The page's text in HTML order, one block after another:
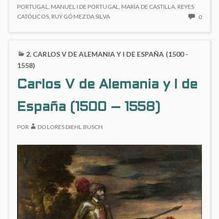
Portugal
ISABEL
DE
PORTUGAL
MANUEL I DE PORTUGAL MARÍA DE CASTILLA, REYES
CATÓLICOS, RUY GÓMEZ DA SILVA 0NO
2. CARLOS V DE ALEMANIA Y I DE ESPAÑA (1500 -
1558)
Carlos V de Alemania y I de
España (1500 – 1558)
POR DOLORES DIEHL BUSCH